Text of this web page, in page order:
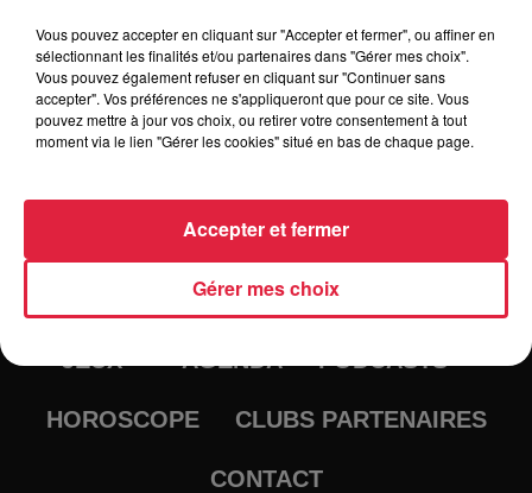
RADIO INFOS
TRAQUEURS D'EMPLOI
JEUX AGENDA PODCASTS
HOROSCOPE CLUBS PARTENAIRES
CONTACT
Vous pouvez accepter en cliquant sur "Accepter et fermer", ou affiner en
sélectionnant les finalités et/ou partenaires dans "Gérer mes choix".
Vous pouvez également refuser en cliquant sur "Continuer sans
accepter". Vos préférences ne s'appliqueront que pour ce site. Vous
pouvez mettre à jour vos choix, ou retirer votre consentement à tout
moment via le lien "Gérer les cookies" situé en bas de chaque page.
Gérer mes choix
Accepter et fermer